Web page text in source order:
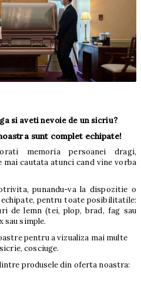
si aveti nevoie de un sicriu?
sunt complet echipate!
memoria persoanei dragi,
mai cautata atunci cand vine vorba
punandu-va la dispozitie o
pentru toate posibilitatile:
de lemn (tei, plop, brad, fag sau
sau simple.
pentru a vizualiza mai multe
cosciuge.
produsele din oferta noastra: